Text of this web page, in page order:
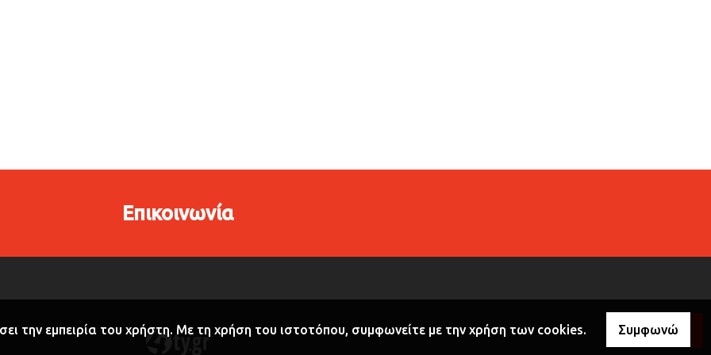
Επικοινωνία
την εμπειρία του χρήστη. Με τη χρήση του ιστοτόπου, συμφωνείτε με την χρήση των cookies. Συμφωνώ